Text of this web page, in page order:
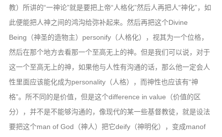
教）所讲的“一神论”就是要把上帝“人格化”然后人再把人“神化”，如
此便能把人神之间的鸿沟给弥补起来。然后再把这个Divine
Being（神圣的造物主）personify（人格化），视其为一个位格，
然后在那个地方去看那一个至高无上的神。但是我们可以说，对于
这一个至高无上的神，如果他与人性有沟通的话，那么他一定会人
性里面应该能化成为personality（人格），而神性也应该有“神
格”。所不同的是价值，但是这个difference in value（价值的区
分），并不是不能够沟通的，像现代的某一些基督教徒，就是设法
要把这个man of God（神人）把它deify（神明化），变成manof